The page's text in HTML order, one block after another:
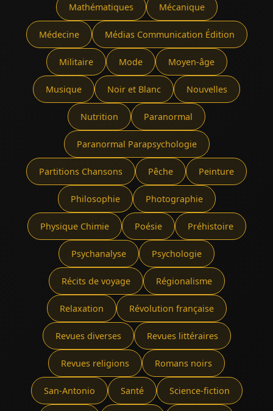
Mathématiques Mécanique
Médecine Médias Communication Édition
Militaire Mode Moyen-âge
Musique Noir et Blanc Nouvelles
Nutrition Paranormal
Paranormal Parapsychologie
Partitions Chansons Pêche Peinture
Philosophie Photographie
Physique Chimie Poésie Préhistoire
Psychanalyse Psychologie
Récits de voyage Régionalisme
Relaxation Révolution française
Revues diverses Revues littéraires
Revues religions Romans noirs
San-Antonio Santé Science-fiction